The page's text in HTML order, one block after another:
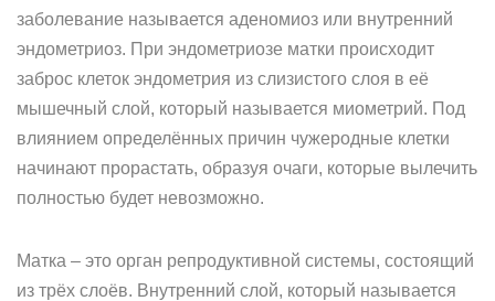
заболевание называется аденомиоз или внутренний
эндометриоз. При эндометриозе матки происходит
заброс клеток эндометрия из слизистого слоя в её
мышечный слой, который называется миометрий. Под
влиянием определённых причин чужеродные клетки
начинают прорастать, образуя очаги, которые вылечить
полностью будет невозможно.
Матка – это орган репродуктивной системы, состоящий
из трёх слоёв. Внутренний слой, который называется